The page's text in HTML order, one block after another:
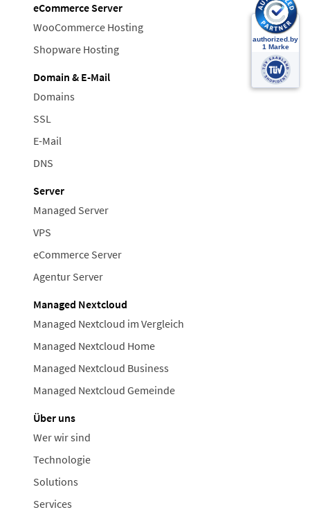
eCommerce Server
WooCommerce Hosting
Shopware Hosting
Domain & E-Mail
Domains
SSL
E-Mail
DNS
Server
Managed Server
VPS
eCommerce Server
Agentur Server
Managed Nextcloud
Managed Nextcloud im Vergleich
Managed Nextcloud Home
Managed Nextcloud Business
Managed Nextcloud Gemeinde
Über uns
Wer wir sind
Technologie
Solutions
Services